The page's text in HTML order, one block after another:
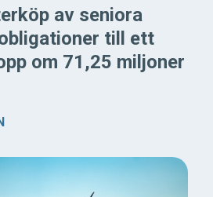
av seniora
till ett
om 71,25 miljoner